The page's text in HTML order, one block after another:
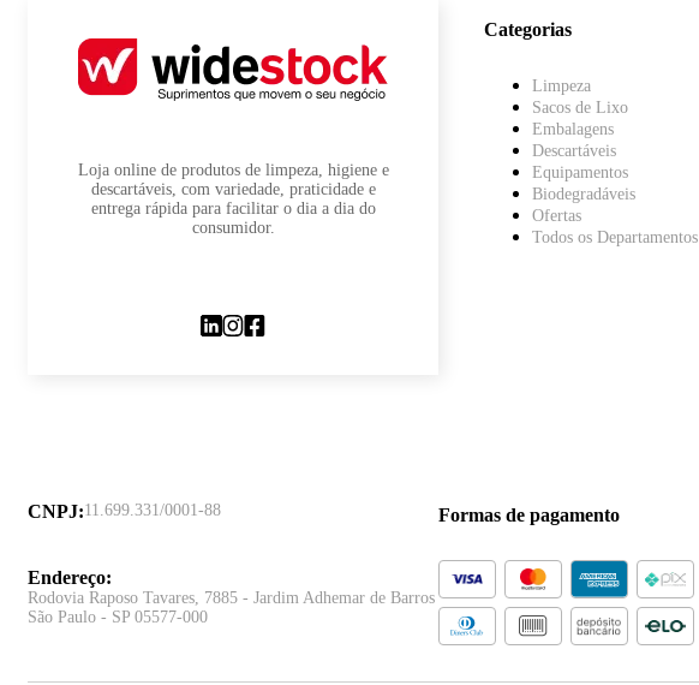
Loja online de produtos de limpeza, higiene e
descartáveis, com variedade, praticidade e
entrega rápida para facilitar o dia a dia do
consumidor.
Categorias
Limpeza
Sacos de Lixo
Embalagens
Descartáveis
Equipamentos
Biodegradáveis
Ofertas
Todos os Departamentos
CNPJ:11.699.331/0001-88
Endereço:
Rodovia Raposo Tavares, 7885 - Jardim Adhemar de Barros
São Paulo - SP 05577-000
Formas de pagamento